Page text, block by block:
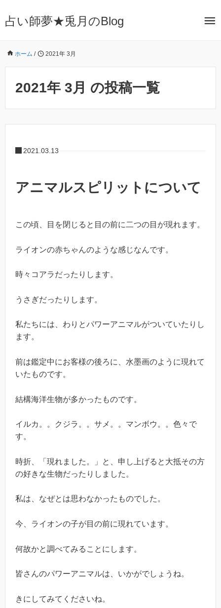
占い師夢★兎月のBlog
ホーム / 2021年 3月
2021年 3月 の投稿一覧
2021.03.13
アニマルスピリットについて
この頃、目を閉じると目の前に二つの目が現れます。
ライオンの赤ちゃんのような感じなんです。
時々コアラだったりします。
うさぎだったりします。
私たちには、わりとパワーアニマルがついていたりし
ます。
前は鑑定中にお客様の後ろに、水墨画のように現れて
いたものです。
結構海洋生物が多かったものです。
イルカ。。クジラ。。サメ。。マンボウ。。色々で
す。
時折、「現れました。」と、申し上げると大抵その方
の好きな生物だったりしました。
私は、なぜとは思わなかったものでした。
今、ライオンの子が目の前に現れています。
何故かと調べてみることにします。
皆さんのパワーアニマルは、いかがでしょうね。
きにしてみてくださいね。